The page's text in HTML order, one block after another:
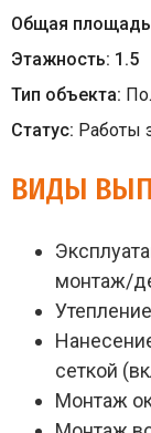
Общая площадь
Этажность: 1.5
Тип объекта:
Статус: Работы
ВИДЫ
монтаж/
сеткой
Монтаж